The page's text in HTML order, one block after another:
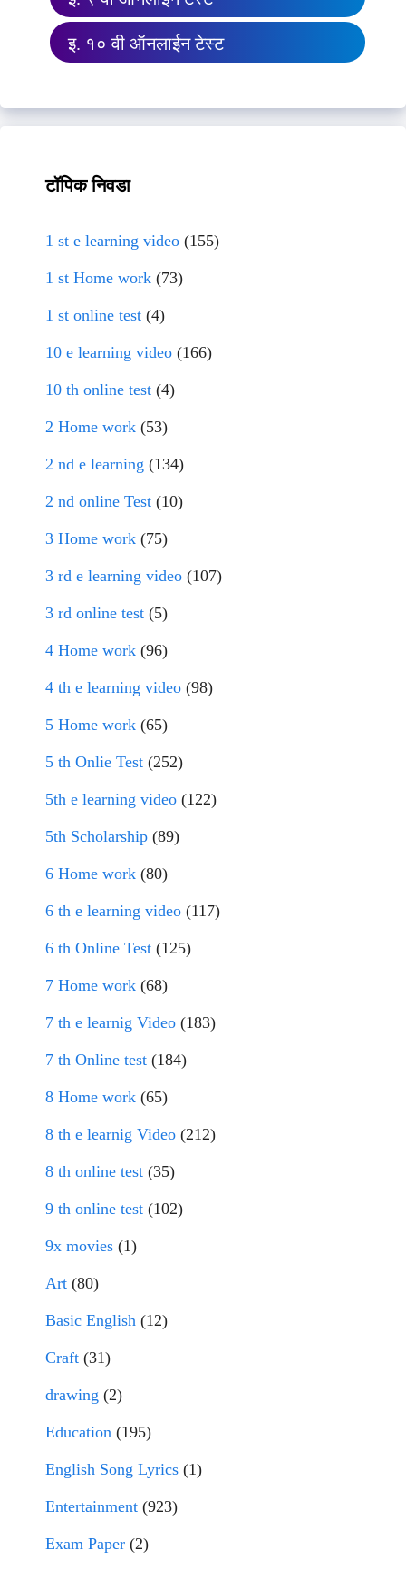
इ. १० वी ऑनलाईन टेस्ट
टॉपिक निवडा
1 st e learning video (155)
1 st Home work (73)
1 st online test (4)
10 e learning video (166)
10 th online test (4)
2 Home work (53)
2 nd e learning (134)
2 nd online Test (10)
3 Home work (75)
3 rd e learning video (107)
3 rd online test (5)
4 Home work (96)
4 th e learning video (98)
5 Home work (65)
5 th Onlie Test (252)
5th e learning video (122)
5th Scholarship (89)
6 Home work (80)
6 th e learning video (117)
6 th Online Test (125)
7 Home work (68)
7 th e learnig Video (183)
7 th Online test (184)
8 Home work (65)
8 th e learnig Video (212)
8 th online test (35)
9 th online test (102)
9x movies (1)
Art (80)
Basic English (12)
Craft (31)
drawing (2)
Education (195)
English Song Lyrics (1)
Entertainment (923)
Exam Paper (2)